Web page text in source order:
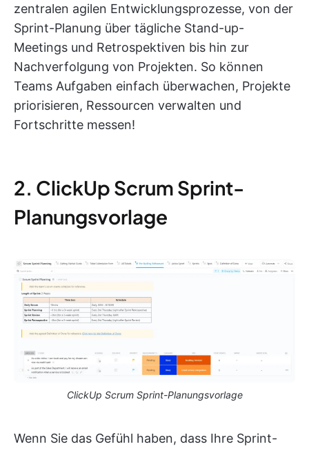
zentralen agilen Entwicklungsprozesse, von der
Sprint-Planung über tägliche Stand-up-
Meetings und Retrospektiven bis hin zur
Nachverfolgung von Projekten. So können
Teams Aufgaben einfach überwachen, Projekte
priorisieren, Ressourcen verwalten und
Fortschritte messen!
2. ClickUp Scrum Sprint-
Planungsvorlage
ClickUp Scrum Sprint-Planungsvorlage
Wenn Sie das Gefühl haben, dass Ihre Sprint-